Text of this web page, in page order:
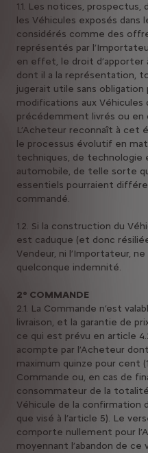
1.1. Les notices,
les Véhicules exposés dans
considérés comme des
représentés par
en effet, le droit
dont il a la représentation,
jugerait utile sans obligation
modifications aux
précédemment livrés ou en
L’Acheteur reconnaît à
le processus évolutif en
techniques, de technologie
automobile, de telle sorte
essentiels pourraient
commandé.
1.2. Si la construction du
est caduque (et donc
Vendeur, ni l’Importateur,
quelconque indemnité.
2° COMMANDE
2.1. La Commande n’est
livraison, et la garantie de
ce qui est prévu en article
acompte par l’Acheteur
maximum quinze pour cent
Commande ou, en cas de
consommateur de la
Véhicule de la confirmation
que visé à l’article 5). Le
comporte nullement pour
moyennant l’abandon de